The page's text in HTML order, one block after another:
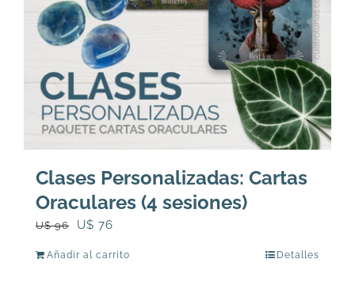
en
de
producto
Clases Personalizadas: Cartas
Oraculares (4 sesiones)
U$96
El
U$ 76
Añadir al carrito Detalles